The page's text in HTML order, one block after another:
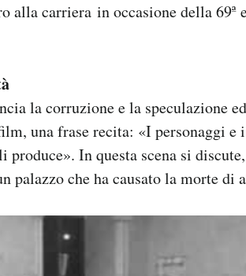
alla carriera in occasione della 69ª
la corruzione e la speculazione
una frase recita: «I personaggi
produce». In questa scena si
palazzo che ha causato la morte di